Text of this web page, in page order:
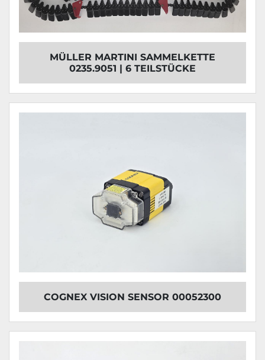
MÜLLER MARTINI SAMMELKETTE
0235.9051 | 6 TEILSTÜCKE
COGNEX VISION SENSOR 00052300